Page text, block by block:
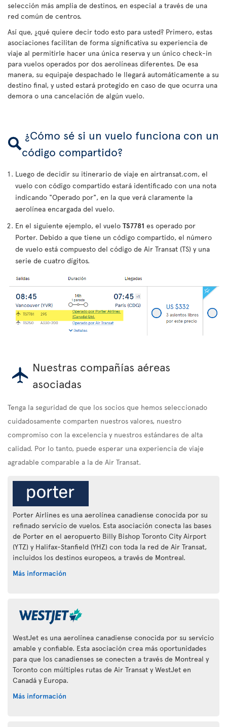
selección más amplia de destinos, en especial a través de una
red común de centros.
Así que, ¿qué quiere decir todo esto para usted? Primero, estas
asociaciones facilitan de forma significativa su experiencia de
viaje al permitirle hacer una única reserva y un único check-in
para vuelos operados por dos aerolíneas diferentes. De esa
manera, su equipaje despachado le llegará automáticamente a su
destino final, y usted estará protegido en caso de que ocurra una
demora o una cancelación de algún vuelo.
¿Cómo sé si un vuelo funciona con un
código compartido?
Luego de decidir su itinerario de viaje en airtransat.com, el
vuelo con código compartido estará identificado con una nota
indicando "Operado por", en la que verá claramente la
aerolínea encargada del vuelo.
En el siguiente ejemplo, el vuelo TS7781 es operado por
Porter. Debido a que tiene un código compartido, el número
de vuelo está compuesto del código de Air Transat (TS) y una
serie de cuatro dígitos.
Nuestras compañías aéreas
asociadas
Tenga la seguridad de que los socios que hemos seleccionado
cuidadosamente comparten nuestros valores, nuestro
compromiso con la excelencia y nuestros estándares de alta
calidad. Por lo tanto, puede esperar una experiencia de viaje
agradable comparable a la de Air Transat.
Porter Airlines es una aerolínea canadiense conocida por su
refinado servicio de vuelos. Esta asociación conecta las bases
de Porter en el aeropuerto Billy Bishop Toronto City Airport
(YTZ) y Halifax-Stanfield (YHZ) con toda la red de Air Transat,
incluidos los destinos europeos, a través de Montreal.
Más información
WestJet es una aerolínea canadiense conocida por su servicio
amable y confiable. Esta asociación crea más oportunidades
para que los canadienses se conecten a través de Montreal y
Toronto con múltiples rutas de Air Transat y WestJet en
Canadá y Europa.
Más información